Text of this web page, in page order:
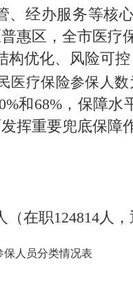
经办服务等核
惠区，全市医疗
优化、风险可
医疗保险参保人数
和68%，保障
挥重要兜底保障
在职124814人
保人员分类情况表